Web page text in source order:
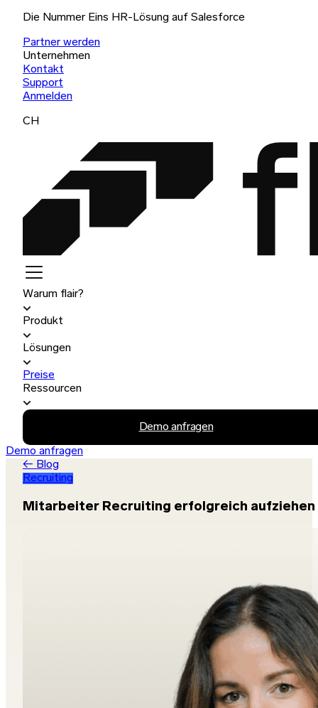
Die Nummer Eins HR-Lösung auf Salesforce
Partner werden
Unternehmen
Kontakt
Support
Anmelden
CH
Warum flair?
Produkt
Lösungen
Preise
Ressourcen
Demo anfragen
Demo anfragen
← Blog
Recruiting
Mitarbeiter Recruiting erfolgreich aufziehen